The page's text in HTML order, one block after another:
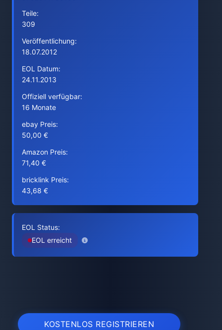
Teile:
309
Veröffentlichung:
18.07.2012
EOL Datum:
24.11.2013
Offiziell verfügbar:
16 Monate
ebay Preis:
50,00 €
Amazon Preis:
71,40 €
bricklink Preis:
43,68 €
EOL Status:
EOL erreicht
KOSTENLOS REGISTRIEREN